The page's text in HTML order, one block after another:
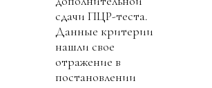
сдачи ПЦР-теста.
Данные критерии
нашли свое
отражение в
постановлении